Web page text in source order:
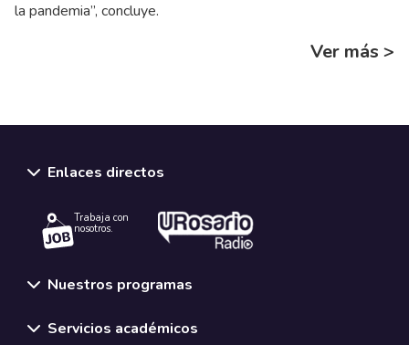
la pandemia”, concluye.
Ver más >
Enlaces directos
Trabaja con
nosotros.
Nuestros programas
Servicios académicos